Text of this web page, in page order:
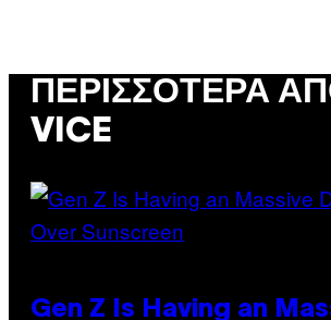
ΠΕΡΙΣΣΌΤΕΡΑ
VICE
Gen Z Is Having an